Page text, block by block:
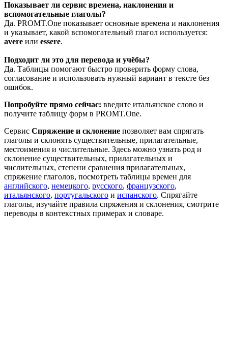
Показывает ли сервис времена, наклонения и
вспомогательные глаголы?
Да. PROMT.One показывает основные времена и наклонения
и указывает, какой вспомогательный глагол используется:
avere или essere.
Подходит ли это для перевода и учёбы?
Да. Таблицы помогают быстро проверить форму слова,
согласование и использовать нужный вариант в тексте без
ошибок.
Попробуйте прямо сейчас: введите итальянское слово и
получите таблицу форм в PROMT.One.
Сервис Спряжение и склонение позволяет вам спрягать
глаголы и склонять существительные, прилагательные,
местоимения и числительные. Здесь можно узнать род и
склонение существительных, прилагательных и
числительных, степени сравнения прилагательных,
спряжение глаголов, посмотреть таблицы времен для
английского, немецкого, русского, французского,
итальянского, португальского и испанского. Спрягайте
глаголы, изучайте правила спряжения и склонения, смотрите
переводы в контекстных примерах и словаре.